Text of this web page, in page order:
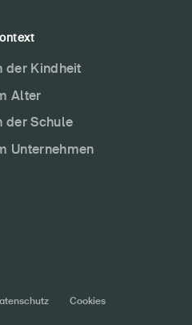
der Kindheit
Alter
der Schule
Unternehmen
Cookies